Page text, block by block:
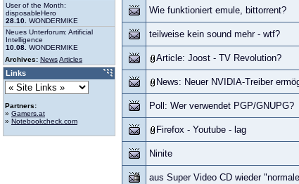
Wie funktioniert emule, bittorrent?
teilweise kein sound mehr - wtf?
Article: Joost - TV Revolution?
News: Neuer NVIDIA-Treiber
Poll: Wer verwendet PGP/GNUPG?
Firefox - Youtube - lag
Ninite
aus Super Video CD wieder
User of the Month:
disposableHero
28.10. WONDERMIKE
Neues Unterforum: Artificial
Intelligence
10.08. WONDERMIKE
Archives: NewsArticles
Links
Partners:
» Gamers.at
» Notebookcheck.com